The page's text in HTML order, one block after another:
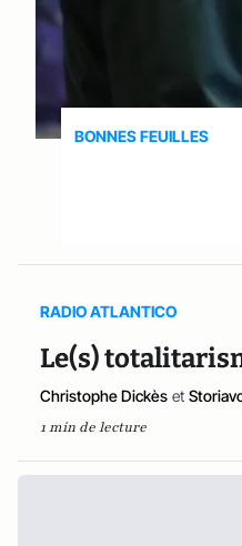
BONNES FEUILLES
RADIO ATLANTICO
Le(s)
Christophe Dickès et
1 min de lecture